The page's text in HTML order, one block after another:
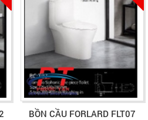
BỒN CẦU FORLARD FLT07